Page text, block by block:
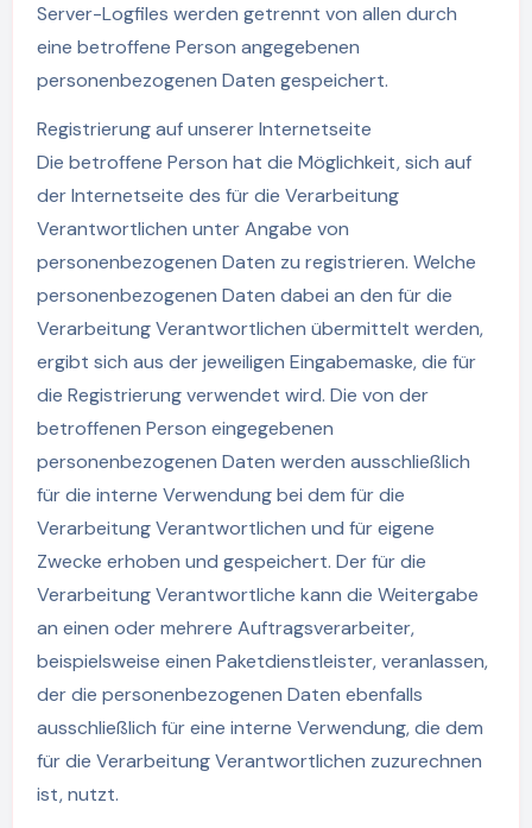
Server-Logfiles werden getrennt von allen durch
eine betroffene Person angegebenen
personenbezogenen Daten gespeichert.
Registrierung auf unserer Internetseite
Die betroffene Person hat die Möglichkeit, sich auf
der Internetseite des für die Verarbeitung
Verantwortlichen unter Angabe von
personenbezogenen Daten zu registrieren. Welche
personenbezogenen Daten dabei an den für die
Verarbeitung Verantwortlichen übermittelt werden,
ergibt sich aus der jeweiligen Eingabemaske, die für
die Registrierung verwendet wird. Die von der
betroffenen Person eingegebenen
personenbezogenen Daten werden ausschließlich
für die interne Verwendung bei dem für die
Verarbeitung Verantwortlichen und für eigene
Zwecke erhoben und gespeichert. Der für die
Verarbeitung Verantwortliche kann die Weitergabe
an einen oder mehrere Auftragsverarbeiter,
beispielsweise einen Paketdienstleister, veranlassen,
der die personenbezogenen Daten ebenfalls
ausschließlich für eine interne Verwendung, die dem
für die Verarbeitung Verantwortlichen zuzurechnen
ist, nutzt.